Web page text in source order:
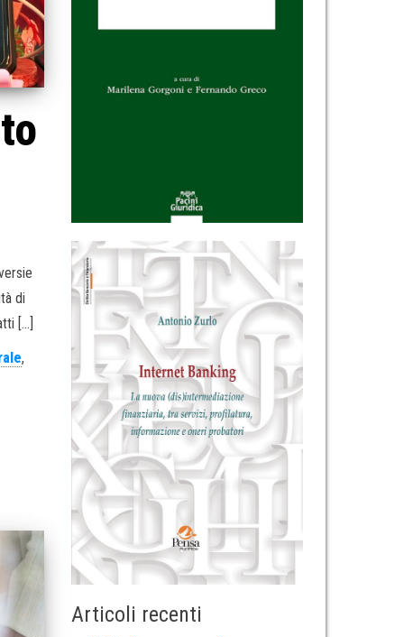
di
[…]
,
Articoli recenti